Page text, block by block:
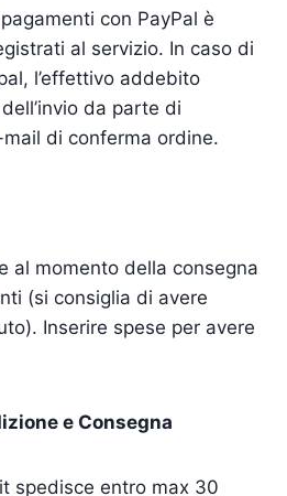
con PayPal è
al servizio. In caso di
l’effettivo addebito
da parte di
mail di conferma ordine.
al momento della consegna
(si consiglia di avere
Inserire spese per avere
e Consegna
spedisce entro max 30